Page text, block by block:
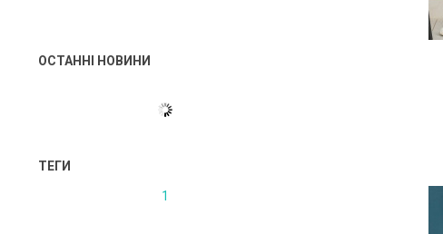
ОСТАННІ НОВИНИ
ТЕГИ
1